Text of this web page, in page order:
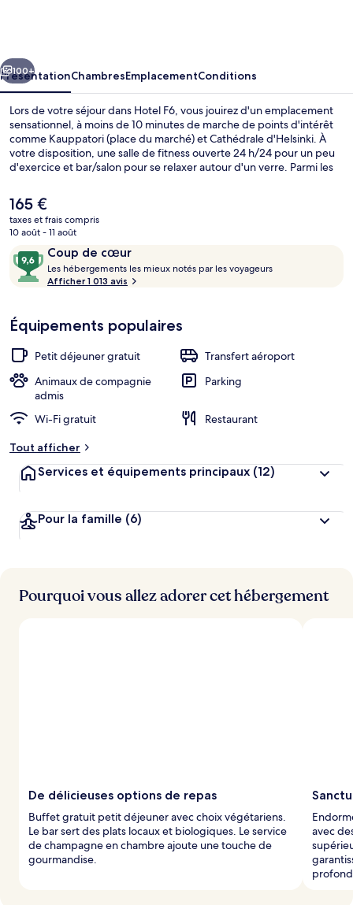
Suivant
100+
PrésentationChambresEmplacementConditions
Lors de votre séjour dans Hotel F6, vous jouirez d'un emplacement
sensationnel, à moins de 10 minutes de marche de points d'intérêt
comme Kauppatori (place du marché) et Cathédrale d'Helsinki. À
votre disposition, une salle de fitness ouverte 24 h/24 pour un peu
d'exercice et bar/salon pour se relaxer autour d'un verre. Parmi les
terrasse et un jardin. Les autres voyageurs adorent le personnel
attentionné et le petit déjeuner. L'hébergement se situe à une très
courte distance à pied des transports publics : Station de métro de
Kauppatori se trouve à 4 min et Station de métro d'Eteläranta, à 4
min.
Le
prix
actuel
de
165 €.
165 €
taxes et frais compris
10 août - 11 août
Avis
voyageurs
Coup de cœur
9,6
sur
10,
cœur
Les hébergements les mieux notés par les voyageurs
b
e
t
l
e
u
s
Afficher 1 013 avis
Équipements populaires
Petit déjeuner gratuit
Transfert aéroport
Animaux de compagnie
admis
Parking
Wi-Fi gratuit
Restaurant
Tout afficher
Services et équipements principaux (12)
Pour la famille (6)
Pourquoi vous allez adorer cet hébergement
De délicieuses options de repas
Buffet gratuit petit déjeuner avec choix végétariens.
Le bar sert des plats locaux et biologiques. Le service
de champagne en chambre ajoute une touche de
gourmandise.
avec